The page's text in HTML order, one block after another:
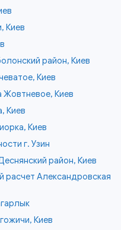
Киев
район, Киев
Киев
Жовтневое, Киев
Киев
Киев
г. Узин
район, Киев
расчет Александровская
Киев